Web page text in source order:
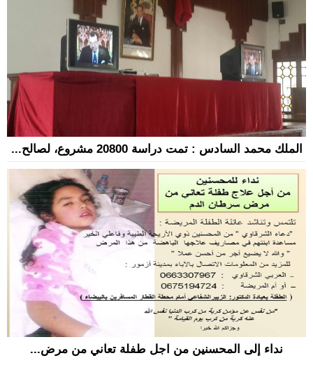
الملك محمد السادس : تمت دراسة 20800 مشروع، لصالح...
نداء إلى المحسنين من اجل طفلة تعاني من مرض...